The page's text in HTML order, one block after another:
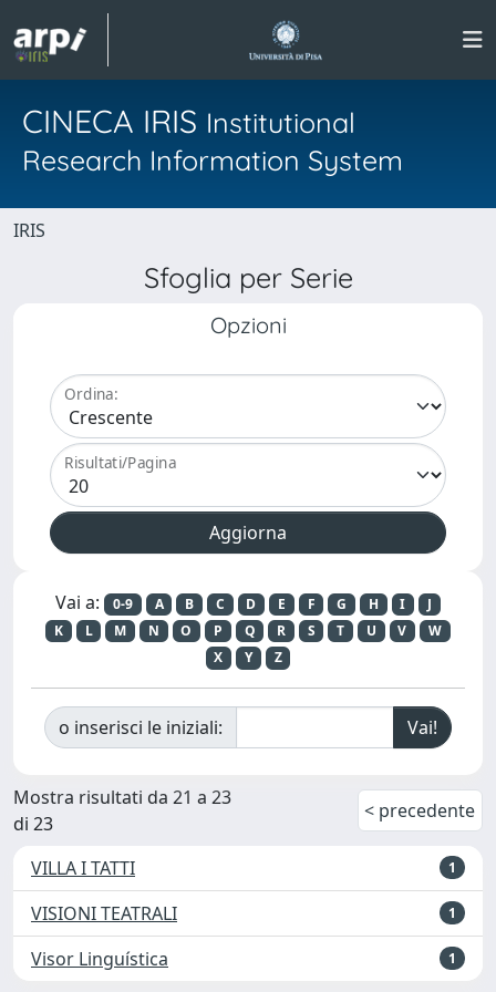
CINECA IRIS Institutional
Research Information System
IRIS
Sfoglia per Serie
Opzioni
Ordina:
Risultati/Pagina
Vai a: 0-9 A B C D E F G H I
J
K
L M N O P Q R S T U V
W
X
Y Z
o inserisci le iniziali:
Mostra risultati da 21 a 23
di 23
< precedente
VILLA I TATTI 1
VISIONI TEATRALI 1
Visor Linguística 1